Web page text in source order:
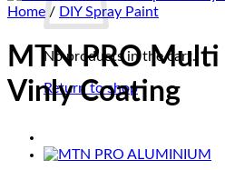
No products in the cart.
Return to shop
Home / DIY Spray Paint
MTN PRO Multi
Vinly Coating